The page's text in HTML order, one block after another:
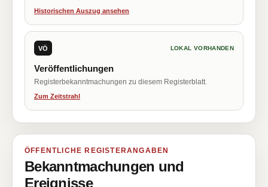
Historischen Auszug ansehen
VÖ LOKAL VORHANDEN
Veröffentlichungen
Registerbekanntmachungen zu diesem Registerblatt.
Zum Zeitstrahl
ÖFFENTLICHE REGISTERANGABEN
Bekanntmachungen und
Ereignisse